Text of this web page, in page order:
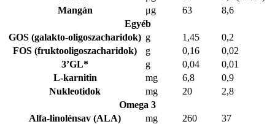
Mangán
μg 63
8,6
Egyéb
GOS (galakto-oligoszacharidok) g 1,45
0,2
FOS (fruktooligoszacharidok)
g 0,16
0,02
3’GL*
g 0,04
0,01
L-karnitin
mg 6,8
0,9
Nukleotidok
mg 20
2,8
Omega 3
Alfa-linolénsav (ALA)
mg 260
37